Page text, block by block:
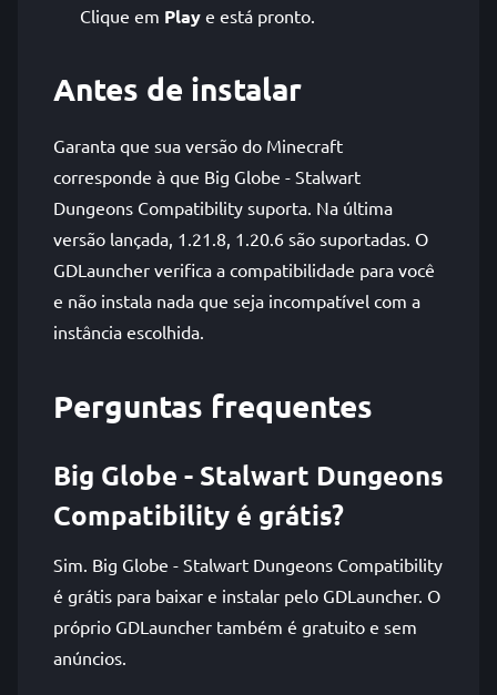
Clique em Play e está pronto.
Antes de instalar
Garanta que sua versão do Minecraft
corresponde à que Big Globe - Stalwart
Dungeons Compatibility suporta. Na última
versão lançada, 1.21.8, 1.20.6 são suportadas. O
GDLauncher verifica a compatibilidade para você
e não instala nada que seja incompatível com a
instância escolhida.
Perguntas frequentes
Big Globe - Stalwart Dungeons
Compatibility é grátis?
Sim. Big Globe - Stalwart Dungeons Compatibility
é grátis para baixar e instalar pelo GDLauncher. O
próprio GDLauncher também é gratuito e sem
anúncios.